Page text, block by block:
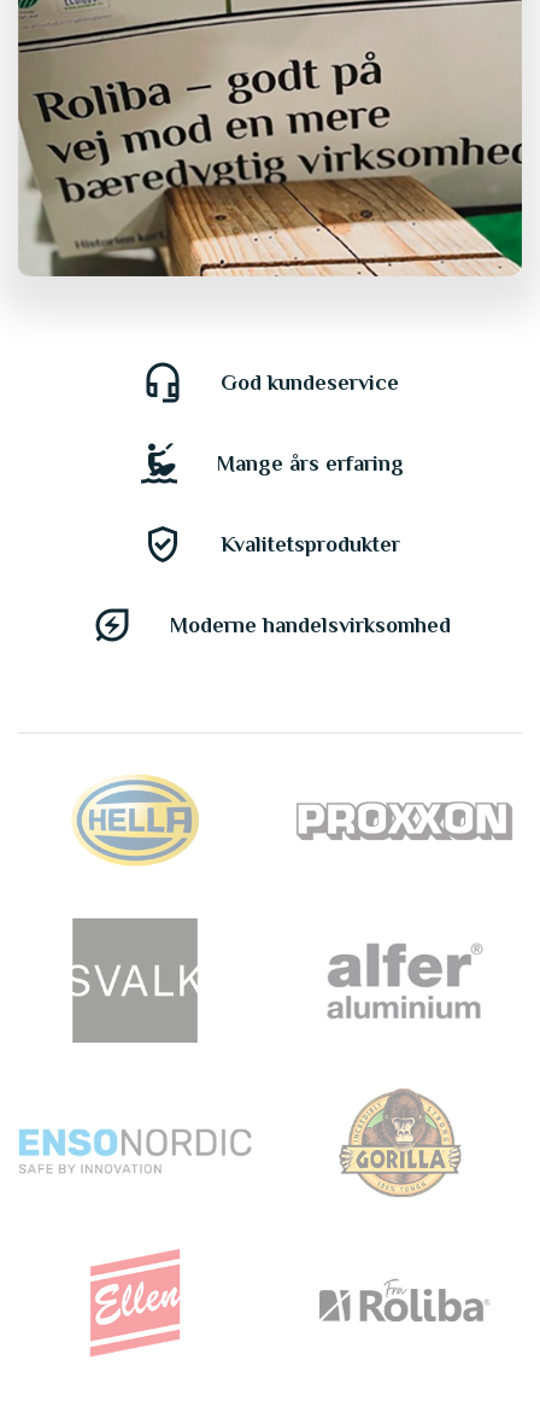
headset_mic God kundeservice
kitesurfing Mange års erfaring
gpp_good Kvalitetsprodukter
energy_savings_leaf Moderne handelsvirksomhed